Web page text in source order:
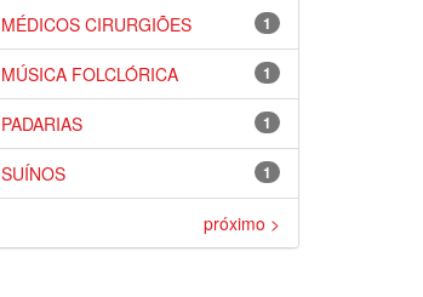
1
MÉDICOS CIRURGIÕES
1
MÚSICA FOLCLÓRICA
1
PADARIAS
1
SUÍNOS
próximo >